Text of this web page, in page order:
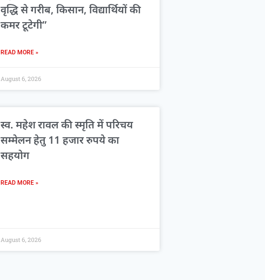
वृद्धि से गरीब, किसान, विद्यार्थियों की
कमर टूटेगी”
READ MORE »
August 6, 2026
स्व. महेश रावल की स्मृति में परिचय
सम्मेलन हेतु 11 हजार रुपये का
सहयोग
READ MORE »
August 6, 2026